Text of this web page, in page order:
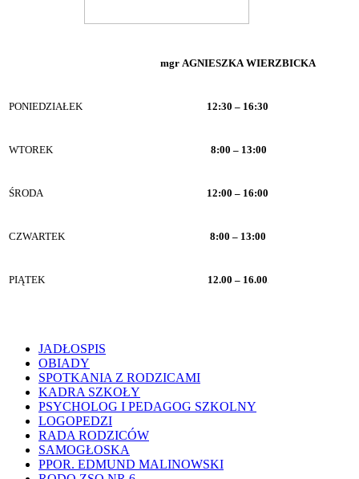
mgr AGNIESZKA WIERZBICKA
PONIEDZIAŁEK 12:30 – 16:30
WTOREK 8:00 – 13:00
ŚRODA 12:00 – 16:00
CZWARTEK 8:00 – 13:00
PIĄTEK 12.00 – 16.00
JADŁOSPIS
OBIADY
SPOTKANIA Z RODZICAMI
KADRA SZKOŁY
PSYCHOLOG I PEDAGOG SZKOLNY
LOGOPEDZI
RADA RODZICÓW
SAMOGŁOSKA
PPOR. EDMUND MALINOWSKI